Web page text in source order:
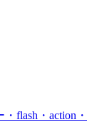
flash・action